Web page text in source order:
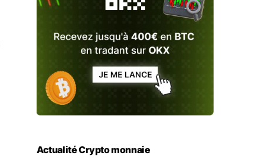
Actualité Crypto monnaie